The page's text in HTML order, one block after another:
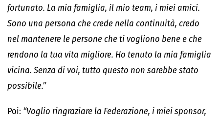
fortunato. La mia famiglia, il mio team, i miei amici.
Sono una persona che crede nella continuità, credo
nel mantenere le persone che ti vogliono bene e che
rendono la tua vita migliore. Ho tenuto la mia famiglia
vicina. Senza di voi, tutto questo non sarebbe stato
possibile.”
Poi: “Voglio ringraziare la Federazione, i miei sponsor,